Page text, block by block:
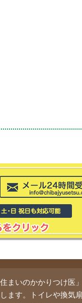
まいのかかりつけ医
ます。トイレや換気